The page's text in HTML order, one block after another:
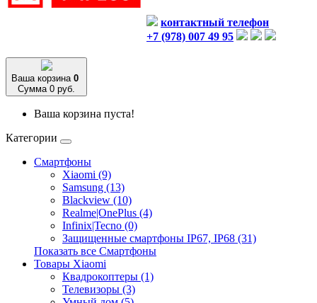
контактный телефон
+7 (978) 007 49 95
Ваша корзина 0
Сумма 0 руб.
Ваша корзина пуста!
Категории
Смартфоны
Xiaomi (9)
Samsung (13)
Blackview (10)
Realme|OnePlus (4)
Infinix|Tecno (0)
Защищенные смартфоны IP67, IP68 (31)
Показать все Смартфоны
Товары Xiaomi
Квадрокоптеры (1)
Телевизоры (3)